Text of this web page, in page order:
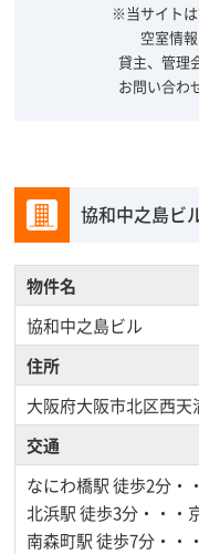
※当サイト
空室情
貸主、管理
お問い合わ
協和中之島ビ
物件名
協和中之島ビル
住所
大阪府大阪市北区西天
交通
なにわ橋駅徒歩2分・
北浜駅徒歩3分・・・
南森町駅徒歩7分・・